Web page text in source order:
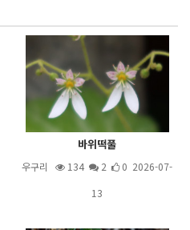
바위떡풀
우구리 134 2
0 2026-07-
13